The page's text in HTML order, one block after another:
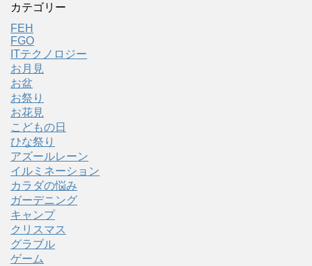
カテゴリー
FEH
FGO
ITテクノロジー
お月見
お盆
お祭り
お花見
こどもの日
ひな祭り
アズールレーン
イルミネーション
カラダの悩み
ガーデニング
キャンプ
クリスマス
グラブル
ゲーム